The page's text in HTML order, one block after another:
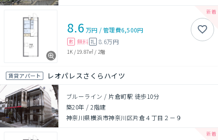
8.6 万円 /管理費6,500円
敷 無料 礼 8.6万円
1K / 19.87㎡ / 2階
賃貸アパート レオパレスさくらハイツ
ブルーライン / 片倉町駅 徒歩10分
築20年 /2階建
神奈川県横浜市神奈川区片倉４丁目２－９